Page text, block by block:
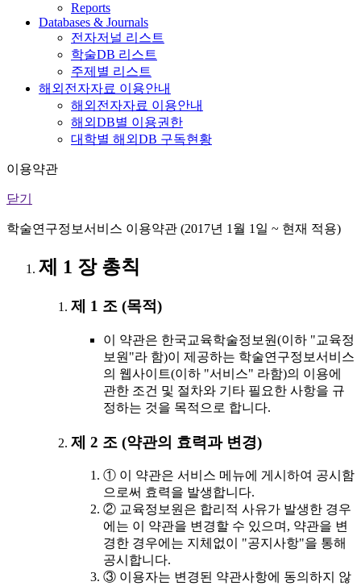
Reports
Databases & Journals
전자저널 리스트
학술DB 리스트
주제별 리스트
해외전자자료 이용안내
해외전자자료 이용안내
해외DB별 이용권한
대학별 해외DB 구독현황
이용약관
닫기
학술연구정보서비스 이용약관 (2017년 1월 1일 ~ 현재 적용)
제 1 장 총칙
제 1 조 (목적)
이 약관은 한국교육학술정보원(이하 "교육정
보원"라 함)이 제공하는 학술연구정보서비스
의 웹사이트(이하 "서비스" 라함)의 이용에
관한 조건 및 절차와 기타 필요한 사항을 규
정하는 것을 목적으로 합니다.
제 2 조 (약관의 효력과 변경)
① 이 약관은 서비스 메뉴에 게시하여 공시함
으로써 효력을 발생합니다.
② 교육정보원은 합리적 사유가 발생한 경우
에는 이 약관을 변경할 수 있으며, 약관을 변
경한 경우에는 지체없이 "공지사항"을 통해
공시합니다.
③ 이용자는 변경된 약관사항에 동의하지 않